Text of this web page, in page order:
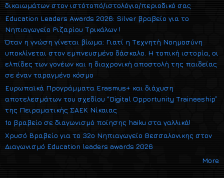
δικαιωμάτων στον ιστότοπό/ιστολόγιο/περιοδικό σας
Education Leaders Awards 2026: Silver βραβείο για το
Νηπιαγωγείο Ριζαρίου Τρικάλων !
Όταν η γνώση γίνεται βίωμα: Γιατί η Τεχνητή Νοημοσύνη
υποκλίνεται στον εμπνευσμένο δάσκαλο. Η τοπική ιστορία, οι
ελπίδες των γονέων και η διαχρονική αποστολή της παιδείας
σε έναν ταραγμένο κόσμο
Ευρωπαϊκά Προγράμματα Erasmus+ και διάχυση
αποτελεσμάτων του σχεδίου “Digital Opportunity Traineeship”
της Πειραματικής ΣΑΕΚ Νίκαιας
1ο βραβείο σε διαγωνισμό ποίησης haiku στα γαλλικά!
Xρυσό Βραβείο για το 32ο Νηπιαγωγείο Θεσσαλονικης στον
Διαγωνισμό Εducation leaders awards 2026
More